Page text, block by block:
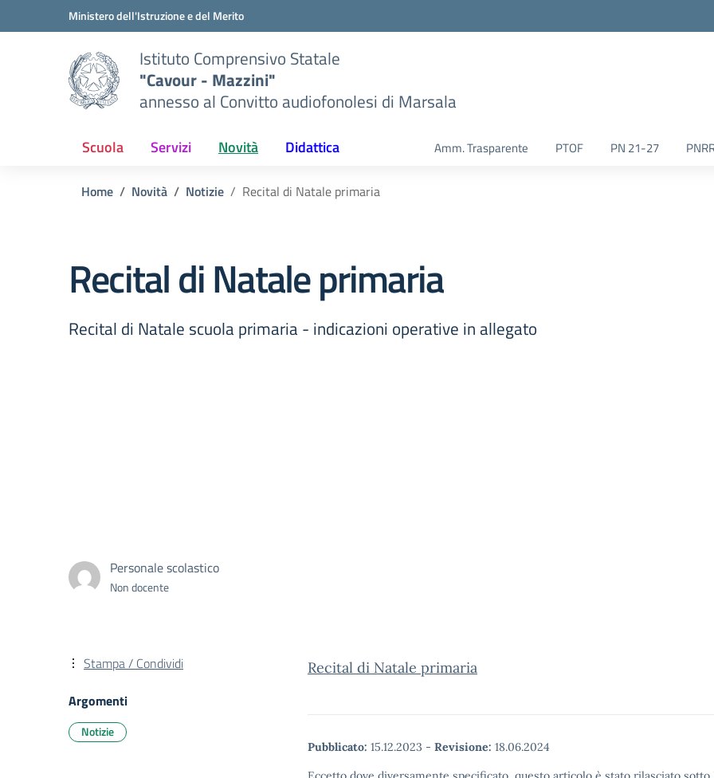
Vai ai contenuti
Vai al menu di navigazioneMinistero dell'Istruzione e del Merito
Istituto Comprensivo Statale
"Cavour - Mazzini"
annesso al Convitto audiofonolesi di Marsala
Scuola Servizi Novità Didattica Amm. Trasparente PTOF PN 21-27
Home Novità Notizie Recital di Natale primaria
Recital di Natale primaria
Recital di Natale scuola primaria - indicazioni operative in allegato
Personale scolastico
Non docente
Recital di Natale primaria
Pubblicato: 15.12.2023 - Revisione: 18.06.2024
Stampa / Condividi
Argomenti
Notizie